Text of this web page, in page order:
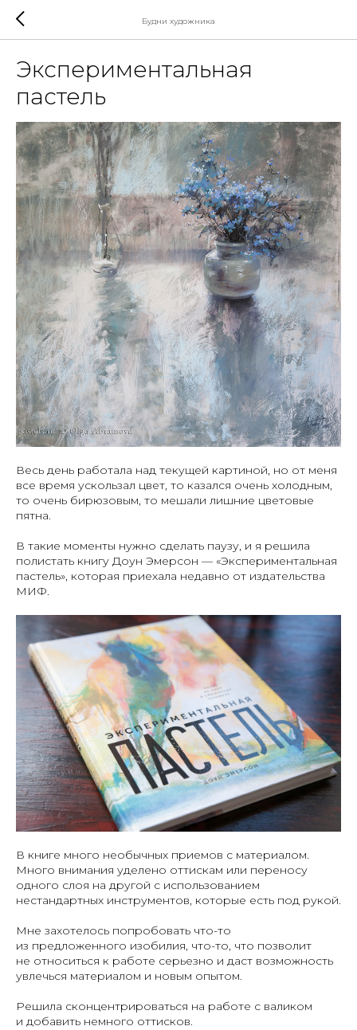
Будни художника
Экспериментальная
пастель
Весь день работала над текущей картиной, но от меня
все время ускользал цвет, то казался очень холодным,
то очень бирюзовым, то мешали лишние цветовые
пятна.
В такие моменты нужно сделать паузу, и я решила
полистать книгу Доун Эмерсон — «Экспериментальная
пастель», которая приехала недавно от издательства
МИФ.
В книге много необычных приемов с материалом.
Много внимания уделено оттискам или переносу
одного слоя на другой с использованием
нестандартных инструментов, которые есть под рукой.
Мне захотелось попробовать что-то
из предложенного изобилия, что-то, что позволит
не относиться к работе серьезно и даст возможность
увлечься материалом и новым опытом.
Решила сконцентрироваться на работе с валиком
и добавить немного оттисков.